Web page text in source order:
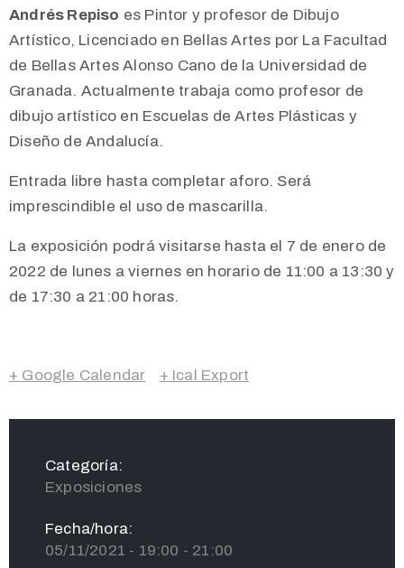
Andrés Repiso es Pintor y profesor de Dibujo
Artístico, Licenciado en Bellas Artes por La Facultad
de Bellas Artes Alonso Cano de la Universidad de
Granada. Actualmente trabaja como profesor de
dibujo artístico en Escuelas de Artes Plásticas y
Diseño de Andalucía.
Entrada libre hasta completar aforo. Será
imprescindible el uso de mascarilla.
La exposición podrá visitarse hasta el 7 de enero de
2022 de lunes a viernes en horario de 11:00 a 13:30 y
de 17:30 a 21:00 horas.
+ Google Calendar + Ical Export
Categoría:
Exposiciones
Fecha/hora:
05/11/2021 - 19:00 - 21:00